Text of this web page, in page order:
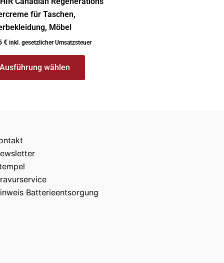
für Taschen,
Möbel
€ inkl. gesetzlicher Umsatzsteuer
Ausführung wählen
Batterieentsorgung